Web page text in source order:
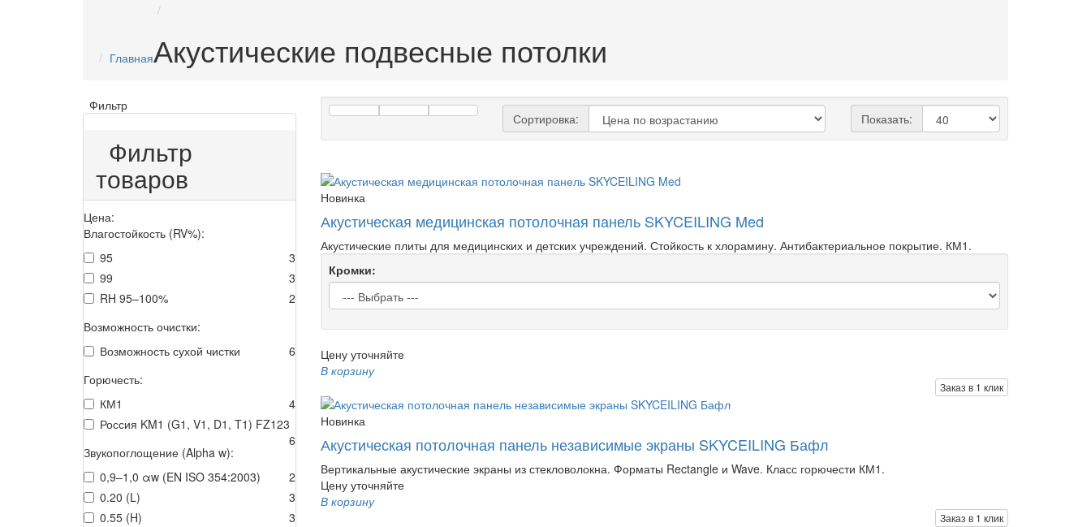
ГлавнаяАкустические подвесные потолки
Фильтр
Фильтр
товаров
Цена:
Влагостойкость (RV%):
95
3
99
3
RH 95–100%
2
Возможность очистки:
Возможность сухой чистки
6
Горючесть:
КМ1
4
Россия KM1 (G1, V1, D1, T1) FZ123
6
Звукопоглощение (Alpha w):
0,9–1,0 αw (EN ISO 354:2003)
2
0.20 (L)
3
0.55 (H)
3
Сортировка: Показать:
Новинка
Акустическая медицинская потолочная панель SKYCEILING Med
Акустические плиты для медицинских и детских учреждений. Стойкость к хлорамину. Антибактериальное покрытие. КМ1.
Кромки:
Цену уточняйте
В корзину
Заказ в 1 клик
Новинка
Акустическая потолочная панель независимые экраны SKYCEILING Бафл
Вертикальные акустические экраны из стекловолокна. Форматы Rectangle и Wave. Класс горючести КМ1.
Цену уточняйте
В корзину
Заказ в 1 клик